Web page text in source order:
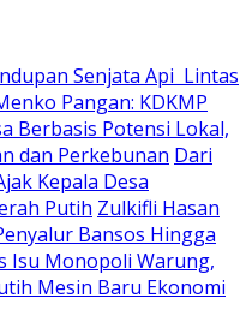
Senjata Api Lintas
Pangan: KDKMP
Berbasis Potensi Lokal,
dan Perkebunan Dari
Kepala Desa
Putih Zulkifli Hasan
Bansos Hingga
Isu Monopoli Warung,
Mesin Baru Ekonomi